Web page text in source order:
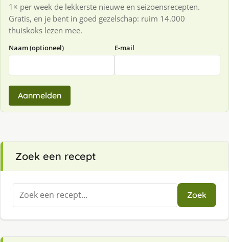
1× per week de lekkerste nieuwe en seizoensrecepten.
Gratis, en je bent in goed gezelschap: ruim 14.000
thuiskoks lezen mee.
Naam (optioneel) E-mail
Aanmelden
Zoek een recept
Zoeken
naar:
Zoek